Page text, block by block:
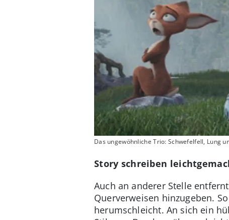
Das ungewöhnliche Trio: Schwefelfell, Lung
Story schreiben
Auch an anderer Stelle
Querverweisen hinzugeben.
herumschleicht. An sich ein